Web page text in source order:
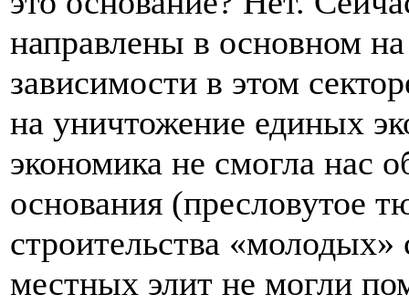
направлены в основном
зависимости в этом
на уничтожение единых
экономика не смогла нас
основания (пресловутое
строительства
местных элит не могли